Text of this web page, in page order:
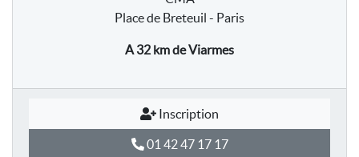
Place de Breteuil - Paris
A 32 kmde Viarmes
Inscription
01 42 47 17 17